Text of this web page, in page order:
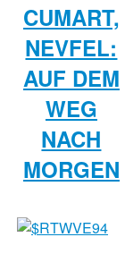
CUMART,
NEVFEL:
AUF DEM
WEG
NACH
MORGEN